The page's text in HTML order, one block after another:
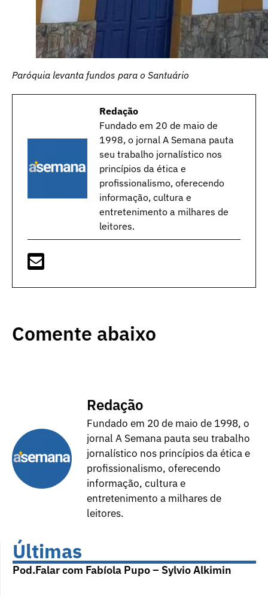
Paróquia levanta fundos para o Santuário
Redação
Fundado em 20 de maio de
1998, o jornal A Semana pauta
seu trabalho jornalístico nos
princípios da ética e
profissionalismo, oferecendo
informação, cultura e
entretenimento a milhares de
leitores.
Comente abaixo
Redação
Fundado em 20 de maio de 1998, o
jornal A Semana pauta seu trabalho
jornalístico nos princípios da ética e
profissionalismo, oferecendo
informação, cultura e
entretenimento a milhares de
leitores.
Últimas
Pod.Falar com Fabíola Pupo – Sylvio Alkimin